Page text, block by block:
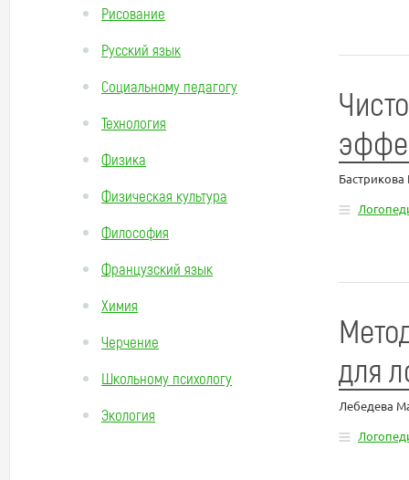
Рисование
Русский язык
Социальному педагогу
Технология
Физика
Физическая культура
Философия
Французский язык
Химия
Черчение
Школьному психологу
Экология
для
Лебедева